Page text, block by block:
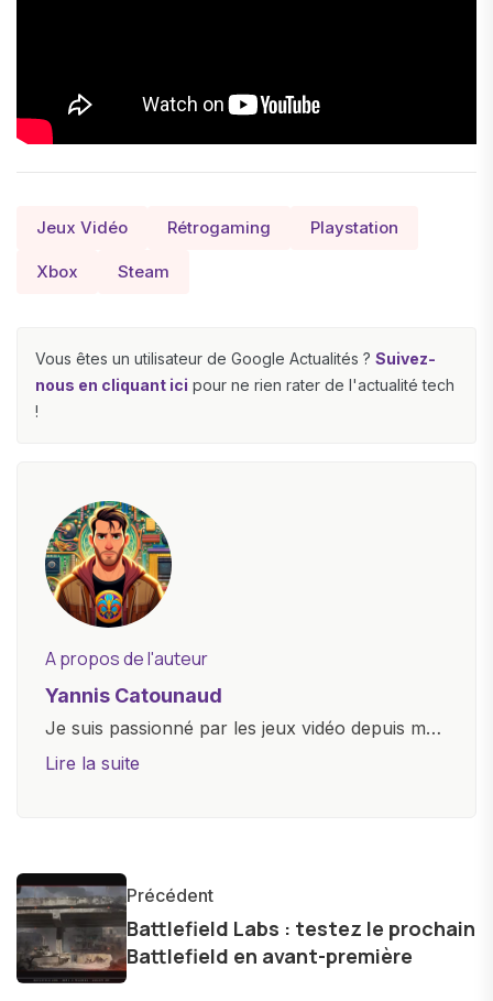
Jeux Vidéo Rétrogaming Playstation
Xbox Steam
Vous êtes un utilisateur de Google Actualités ? Suivez-
nous en cliquant ici pour ne rien rater de l'actualité tech
!
A propos de l'auteur
Yannis Catounaud
Je suis passionné par les jeux vidéo depuis mon
plus jeune âge. Mon amour pour l'univers
et bien d'autres gadgets technologiques. Armé
d'une curiosité insatiable, j'aime dévoiler les
dernières tendances et innovations, partageant
avec enthousiasme mes découvertes avec la
Lire la suite
Précédent
Battlefield Labs : testez le prochain
Battlefield en avant-première